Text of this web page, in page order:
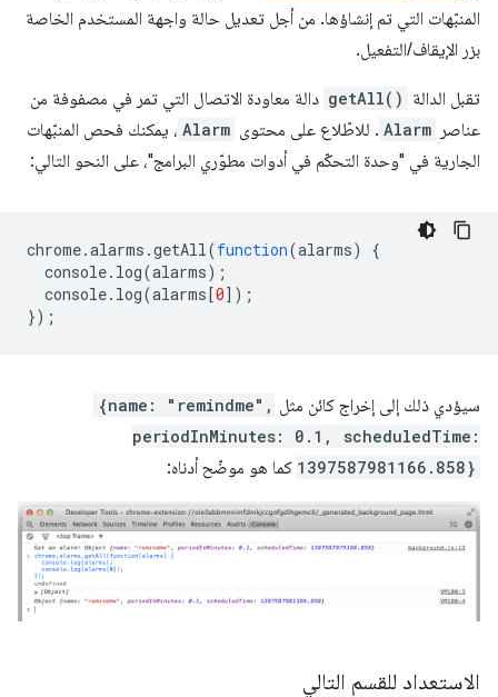
المنبّهات التي تم إنشاؤها. من أجل تعديل حالة واجهة المستخدم الخاصة
بزر الإيقاف/التفعيل.
تقبل الدالة getAll() دالة معاودة الاتصال التي تمر في مصفوفة من
عناصر Alarm . للاطّلاع على محتوى Alarm ، يمكنك فحص المنبّهات
الجارية في "وحدة التحكّم في أدوات مطوّري البرامج"، على النحو التالي:
chrome.alarms .getAll (function(alarms)
{
console. log(alarms);
console. log(alarms[0]);
});
سيؤدي ذلك إلى إخراج كائن مثل {name: "remindme",
periodInMinutes: 0.1, scheduledTime:
1397587981166.858} كما هو موضّح أدناه:
الاستعداد للقسم التالي